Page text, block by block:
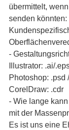
übermittelt,
senden könnten:
-
Illustrator: .ai/
Photoshop: .psd
CorelDraw: .cdr
- Wie lange
mit der
Es ist uns eine